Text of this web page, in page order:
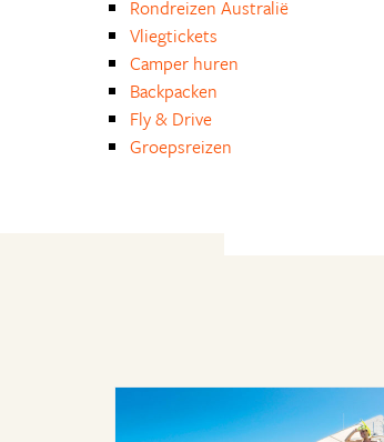
Rondreizen Australië
Vliegtickets
Camper huren
Backpacken
Fly & Drive
Groepsreizen